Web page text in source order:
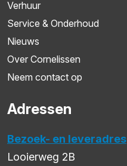
Verhuur
Service & Onderhoud
Nieuws
Over Cornelissen
Neem contact op
Adressen
Bezoek- en leveradres
Looierweg 2B